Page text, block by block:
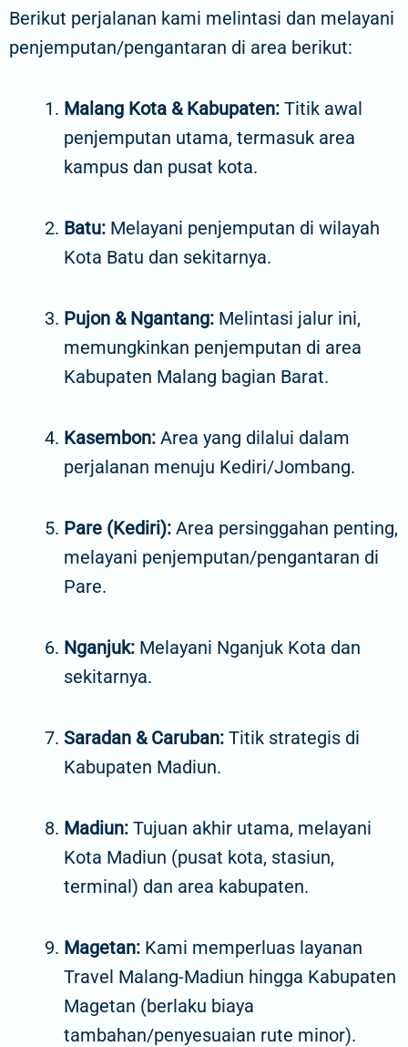
Berikut perjalanan kami melintasi dan melayani
penjemputan/pengantaran di area berikut:
Malang Kota & Kabupaten: Titik awal
penjemputan utama, termasuk area
kampus dan pusat kota.
Batu: Melayani penjemputan di wilayah
Kota Batu dan sekitarnya.
Pujon & Ngantang: Melintasi jalur ini,
memungkinkan penjemputan di area
Kabupaten Malang bagian Barat.
Kasembon: Area yang dilalui dalam
perjalanan menuju Kediri/Jombang.
Pare (Kediri): Area persinggahan penting,
melayani penjemputan/pengantaran di
Pare.
Nganjuk: Melayani Nganjuk Kota dan
sekitarnya.
Saradan & Caruban: Titik strategis di
Kabupaten Madiun.
Madiun: Tujuan akhir utama, melayani
Kota Madiun (pusat kota, stasiun,
terminal) dan area kabupaten.
Magetan: Kami memperluas layanan
Travel Malang-Madiun hingga Kabupaten
Magetan (berlaku biaya
tambahan/penyesuaian rute minor).